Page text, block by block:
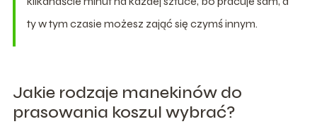
ty w tym czasie możesz zająć się czymś innym.
Jakie rodzaje manekinów do
prasowania koszul wybrać?